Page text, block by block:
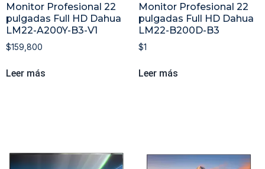
Monitor Profesional 22
pulgadas Full HD Dahua
LM22-A200Y-B3-V1
$159,800
Leer más
Monitor Profesional 22
pulgadas Full HD Dahua
LM22-B200D-B3
$1
Leer más